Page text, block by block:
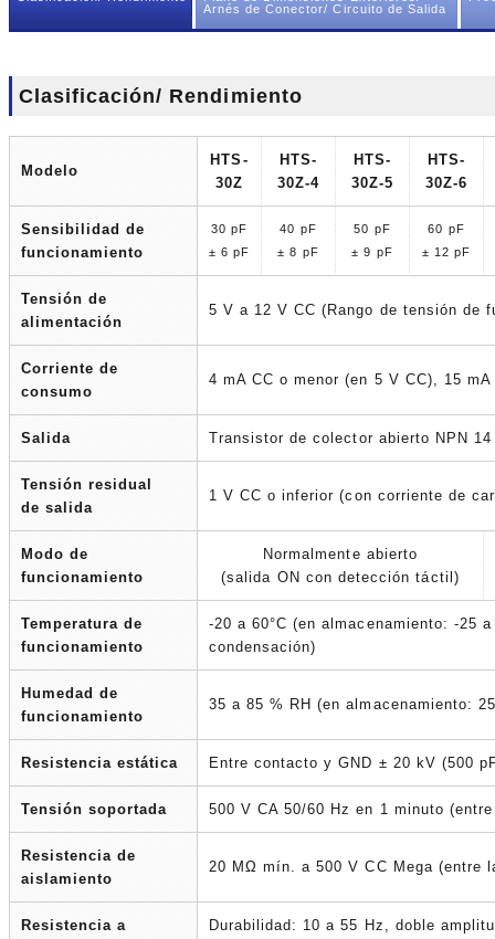
Arnés de Conector/ Circuito de Salida
Clasificación/ Rendimiento
Modelo
HTS-
30Z
HTS-
30Z-4
HTS-
30Z-5
HTS-
30Z-6
Sensibilidad de
funcionamiento
30 pF
± 6 pF
40 pF
± 8 pF
50 pF
± 9 pF
60 pF
± 12 pF
Tensión de
alimentación
5 V a 12 V CC (Rango de tensión de
Corriente de
consumo
4 mA CC o menor (en 5 V CC), 15
Salida Transistor de colector abierto NPN
Tensión residual
de salida
1 V CC o inferior (con corriente de
Modo de
funcionamiento
Normalmente abierto
(salida ON con detección táctil)
Temperatura de
funcionamiento
-20 a 60°C (en almacenamiento: -25
condensación)
Humedad de
funcionamiento
35 a 85 % RH (en almacenamiento:
Resistencia estática Entre contacto y GND ± 20 kV (500
Tensión soportada 500 V CA 50/60 Hz en 1 minuto
Resistencia de
aislamiento
20 MΩ mín. a 500 V CC Mega (entre
Resistencia a
Durabilidad: 10 a 55 Hz, doble